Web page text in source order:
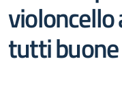
violoncello
tutti